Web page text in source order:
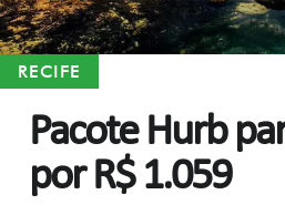
RECIFE
Pacote Hurb
por R$ 1.059